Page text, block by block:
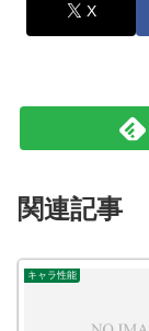
X
関連記事
キャラ性能